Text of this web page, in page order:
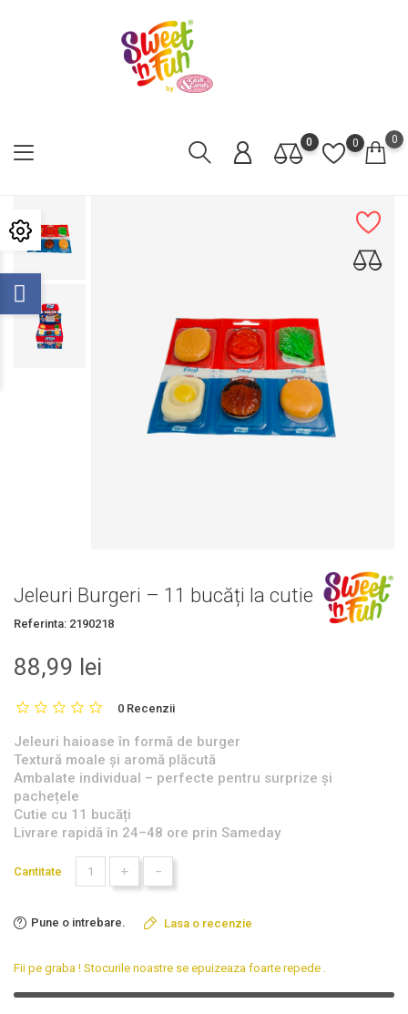
0 0 0
Jeleuri Burgeri – 11 bucăți la cutie
Referinta: 2190218
88,99 lei
0 Recenzii
Jeleuri haioase în formă de burger
Textură moale și aromă plăcută
Ambalate individual – perfecte pentru surprize și
pachețele
Cutie cu 11 bucăți
Livrare rapidă în 24–48 ore prin Sameday
Cantitate + -
Pune o intrebare. Lasa o recenzie
Fii pe graba ! Stocurile noastre se epuizeaza foarte repede